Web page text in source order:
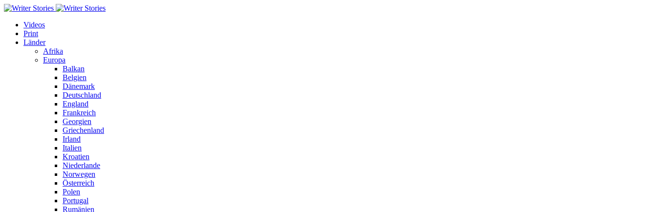
Videos
Print
Länder
Afrika
Europa
Balkan
Belgien
Dänemark
Deutschland
England
Frankreich
Georgien
Griechenland
Irland
Italien
Kroatien
Niederlande
Norwegen
Österreich
Polen
Portugal
Rumänien